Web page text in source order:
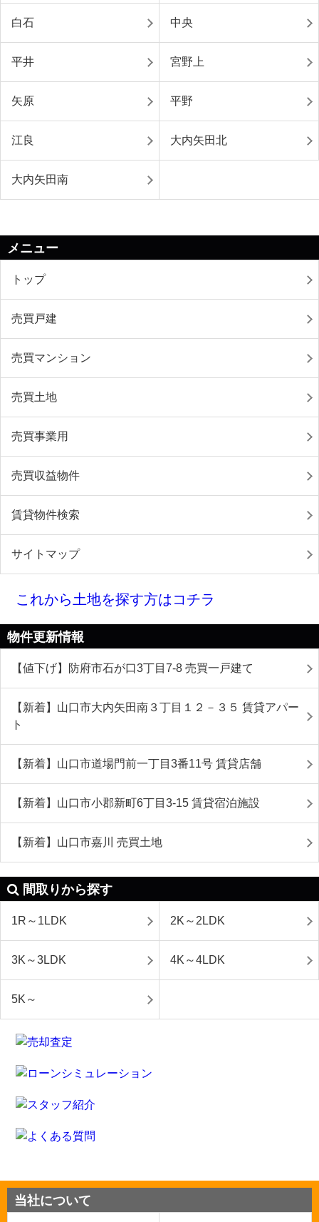
白石 中央
平井 宮野上
矢原 平野
江良 大内矢田北
大内矢田南
メニュー
トップ
売買戸建
売買マンション
売買土地
売買事業用
売買収益物件
賃貸物件検索
サイトマップ
これから土地を探す方はコチラ
物件更新情報
【値下げ】防府市石が口3丁目7-8 売買一戸建て
【新着】山口市大内矢田南３丁目１２－３５ 賃貸アパー
ト
【新着】山口市道場門前一丁目3番11号 賃貸店舗
【新着】山口市小郡新町6丁目3-15 賃貸宿泊施設
【新着】山口市嘉川 売買土地
間取りから探す
1R～1LDK 2K～2LDK
3K～3LDK 4K～4LDK
5K～
当社について